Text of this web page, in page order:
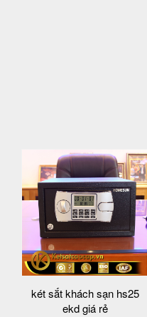
két sắt khách sạn hs25
ekd giá rẻ